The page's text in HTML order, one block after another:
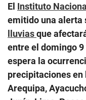
El Instituto
emitido una alerta
lluviasque
entre el domingo
espera la
precipitaciones
Arequipa,